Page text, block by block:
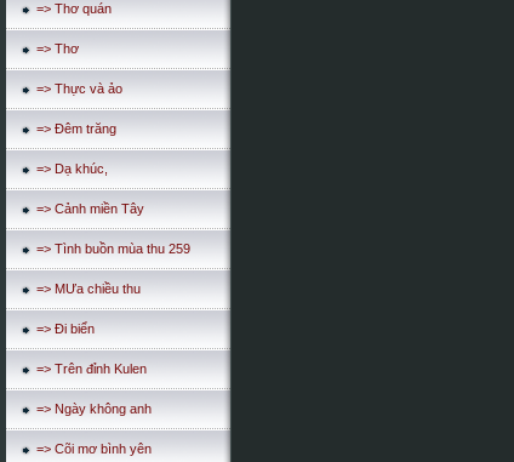
=> Thơ quán
=> Thơ
=> Thực và ảo
=> Đêm trăng
=> Dạ khúc,
=> Cảnh miền Tây
=> Tình buồn mùa thu 259
=> MƯa chiều thu
=> Đi biển
=> Trên đỉnh Kulen
=> Ngày không anh
=> Cõi mơ bình yên